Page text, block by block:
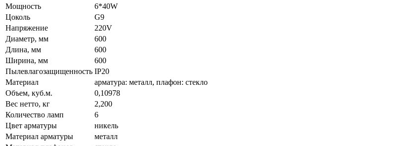
Мощность
6*40W
Цоколь
G9
Напряжение
220V
Диаметр, мм
600
Длина, мм
600
Ширина, мм
600
Пылевлагозащищенность IP20
Материал
арматура: металл, плафон: стекло
Объем, куб.м.
0,10978
Вес нетто, кг
2,200
Количество ламп
6
Цвет арматуры
никель
Материал арматуры
металл